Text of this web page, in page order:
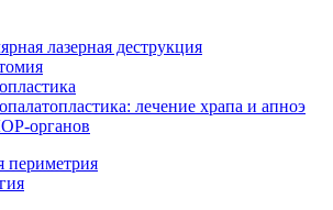
лазерная деструкция
лечение храпа и апноэ
органов
периметрия